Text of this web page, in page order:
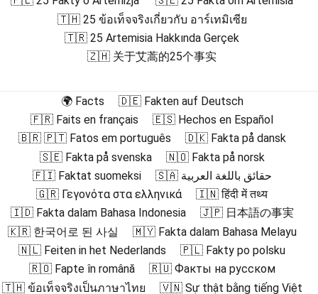
🇹🇭 25 ข้อเท็จจริงเกี่ยวกับ อาร์เทมิเซีย
🇹🇷 25 Artemisia Hakkında Gerçek
🇿🇭 关于艾蒿的25个事实
🌍 Facts
🇩🇪 Fakten auf Deutsch
🇫🇷 Faits en français
🇪🇸 Hechos en Español
🇧🇷 🇵🇹 Fatos em português
🇩🇰 Fakta på dansk
🇸🇪 Fakta på svenska
🇳🇴 Fakta på norsk
🇫🇮 Faktat suomeksi
🇸🇦 حقائق باللغة العربية
🇬🇷 Γεγονότα στα ελληνικά
🇮🇳 हिंदी में तथ्य
🇮🇩 Fakta dalam Bahasa Indonesia
🇯🇵 日本語の事実
🇰🇷 한국어로 된 사실
🇲🇾 Fakta dalam Bahasa Melayu
🇳🇱 Feiten in het Nederlands
🇵🇱 Fakty po polsku
🇷🇴 Fapte în română
🇷🇺 Факты на русском
🇹🇭 ข้อเท็จจริงเป็นภาษาไทย
🇻🇳 Sự thật bằng tiếng Việt